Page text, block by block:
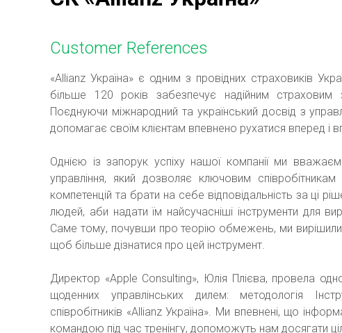
Customer References
«Allianz Україна» є одним з провідних страховиків
більше 120 років забезпечує надійним страховим
Поєднуючи міжнародний та український досвід з
допомагає своїм клієнтам впевнено рухатися вперед і
Однією із запорук успіху нашої компанії ми
управління, який дозволяє ключовим
компетенцій та брати на себе відповідальність за ці
людей, аби надати їм найсучасніші інструменти для
Саме тому, почувши про теорію обмежень, ми
щоб більше дізнатися про цей інструмент.
Директор «Apple Consulting», Юлія Плієва, провела
щоденних управлінських дилем: методологія
співробітників «Allianz Україна». Ми впевнені, що
командою під час тренінгу, допоможуть нам досягати